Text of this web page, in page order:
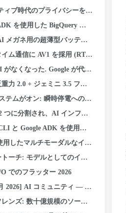
イバシーを意識したインフラストラクチャ: 資産分類のケーススタディ
の管理, MCP, クラウドラン, ストリームライト, および OIDC 認証
用の超薄型バッテリーをどのように設計したか
通信に AV1 を採用 (RTC) 大規模に
った. Google が代わりに構築したものは次のとおりです.
ニ 3.5 フラッシュ: コーディングする AI, テスト, そして船 - あなたなしで.
ムがオン: 瞬時停電への対応の検証
れ、AI インフラストラクチャのすべてが変わります
を使用して AI エージェントを構築およびデプロイする方法: あ
なインドネシアのフェイクニュース検出器の構築, 亜麻, Cloud TPU 上の Keras Kinetic と
てのインデックス — レコメンデーション システムの新しい検索パラダイム
でのフラッター 2026
AI コミュニティ — 活動のハイライトと成果
十億規模のソーシャル ディスカバリーを構築する